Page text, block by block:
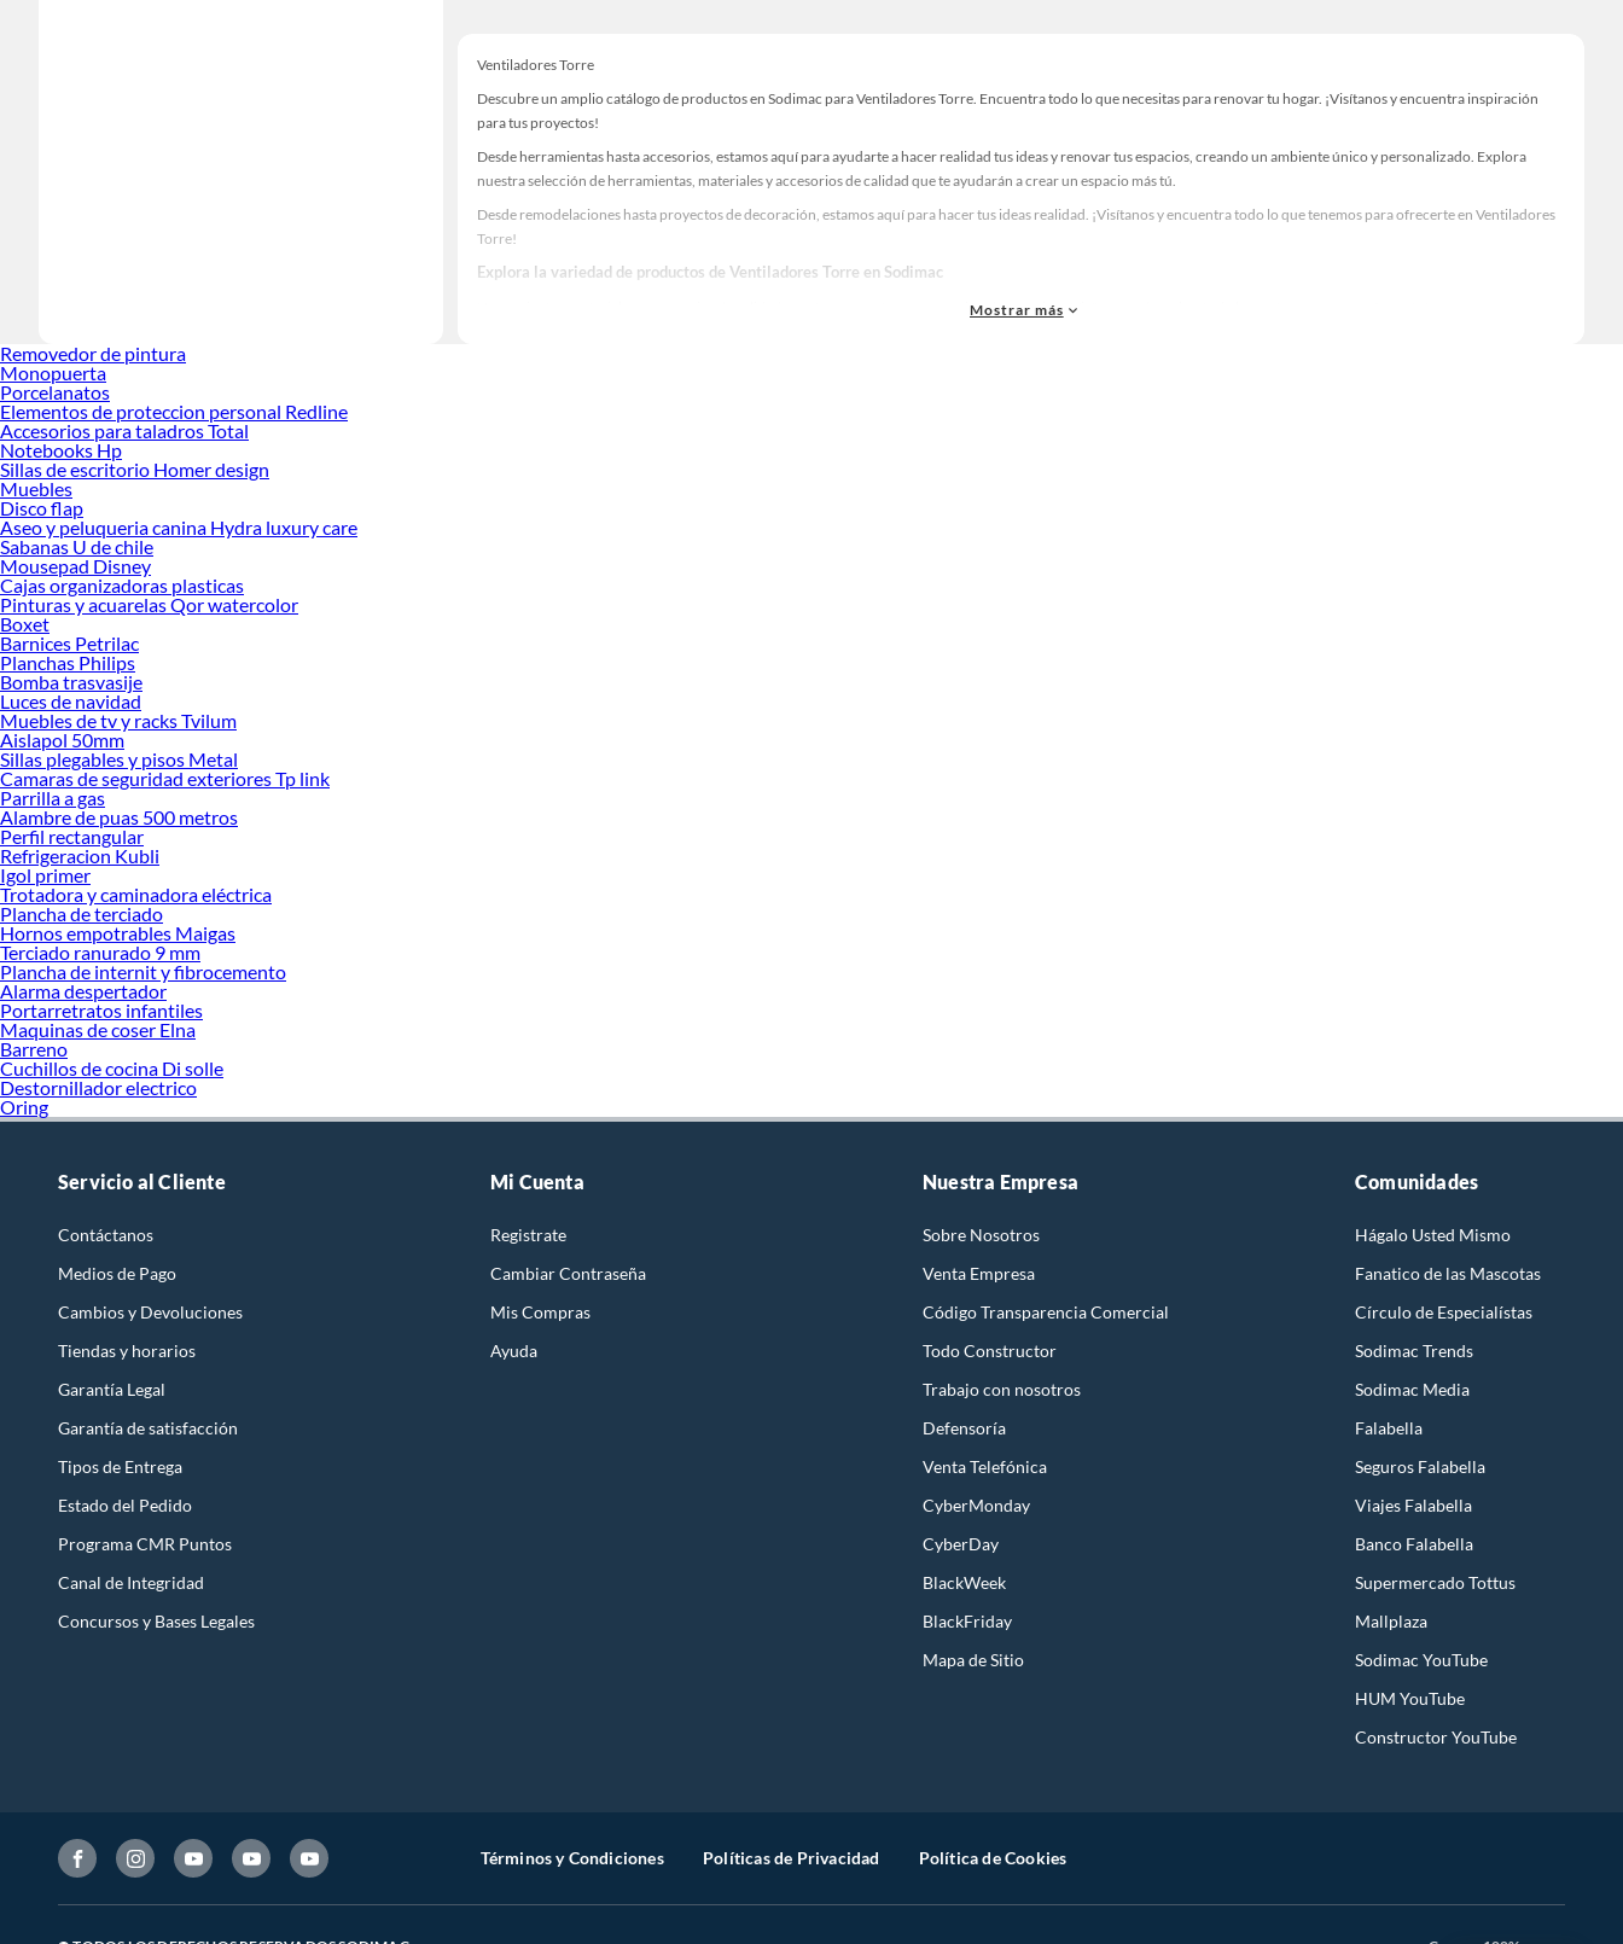
Ventiladores Torre
Descubre un amplio catálogo de productos en Sodimac para Ventiladores Torre. Encuentra todo lo que necesitas para renovar tu hogar. ¡Visítanos y encuentra inspiración
para tus proyectos!
Desde herramientas hasta accesorios, estamos aquí para ayudarte a hacer realidad tus ideas y renovar tus espacios, creando un ambiente único y personalizado. Explora
nuestra selección de herramientas, materiales y accesorios de calidad que te ayudarán a crear un espacio más tú.
Desde remodelaciones hasta proyectos de decoración, estamos aquí para hacer tus ideas realidad. ¡Visítanos y encuentra todo lo que tenemos para ofrecerte en Ventiladores
Torre!
Explora la variedad de productos de Ventiladores Torre en Sodimac
Herramientas, materiales y accesorios de calidad para tus proyectos y renovación de espacios. ¡Visítanos y descubre todo lo que tenemos para ofrecerte!
Mostrar más
Removedor de pintura
Monopuerta
Porcelanatos
Elementos de proteccion personal Redline
Accesorios para taladros Total
Notebooks Hp
Sillas de escritorio Homer design
Muebles
Disco flap
Aseo y peluqueria canina Hydra luxury care
Sabanas U de chile
Mousepad Disney
Cajas organizadoras plasticas
Pinturas y acuarelas Qor watercolor
Boxet
Barnices Petrilac
Planchas Philips
Bomba trasvasije
Luces de navidad
Muebles de tv y racks Tvilum
Aislapol 50mm
Sillas plegables y pisos Metal
Camaras de seguridad exteriores Tp link
Parrilla a gas
Alambre de puas 500 metros
Perfil rectangular
Refrigeracion Kubli
Igol primer
Trotadora y caminadora eléctrica
Plancha de terciado
Hornos empotrables Maigas
Terciado ranurado 9 mm
Plancha de internit y fibrocemento
Alarma despertador
Portarretratos infantiles
Maquinas de coser Elna
Barreno
Cuchillos de cocina Di solle
Destornillador electrico
Oring
Servicio al Cliente
Contáctanos
Medios de Pago
Cambios y Devoluciones
Tiendas y horarios
Garantía Legal
Garantía de satisfacción
Tipos de Entrega
Estado del Pedido
Programa CMR Puntos
Canal de Integridad
Concursos y Bases Legales
Mi Cuenta
Registrate
Cambiar Contraseña
Mis Compras
Ayuda
Nuestra Empresa
Sobre Nosotros
Venta Empresa
Código Transparencia Comercial
Todo Constructor
Trabajo con nosotros
Defensoría
Venta Telefónica
CyberMonday
CyberDay
BlackWeek
BlackFriday
Mapa de Sitio
Comunidades
Hágalo Usted Mismo
Fanatico de las Mascotas
Círculo de Especialístas
Sodimac Trends
Sodimac Media
Falabella
Seguros Falabella
Viajes Falabella
Banco Falabella
Supermercado Tottus
Mallplaza
Sodimac YouTube
HUM YouTube
Constructor YouTube
Términos y Condiciones Políticas de Privacidad Política de Cookies